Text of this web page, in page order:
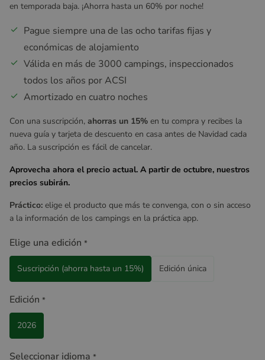
en temporada baja. ¡Ahorra hasta un 60% por noche!
Pague siempre una de las ocho tarifas fijas y
económicas de alojamiento
Válida en más de 3000 campings, inspeccionados
todos los años por ACSI
Amortizado en cuatro noches
Con una suscripción, ahorras un 15% en tu compra y recibes la
nueva guía y tarjeta de descuento en casa antes de Navidad cada
año. La suscripción es fácil de cancelar.
Aprovecha ahora el precio actual. A partir de octubre, nuestros
precios subirán.
Práctico: elige el producto que más te convenga, con o sin acceso
a la información de los campings en la práctica app.
Elige una edición *
Suscripción (ahorra hasta un 15%) Edición única
Edición *
2026
Seleccionar idioma *